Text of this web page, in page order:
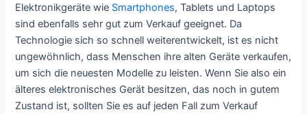
Elektronikgeräte wie Smartphones, Tablets und Laptops
sind ebenfalls sehr gut zum Verkauf geeignet. Da
Technologie sich so schnell weiterentwickelt, ist es nicht
ungewöhnlich, dass Menschen ihre alten Geräte verkaufen,
um sich die neuesten Modelle zu leisten. Wenn Sie also ein
älteres elektronisches Gerät besitzen, das noch in gutem
Zustand ist, sollten Sie es auf jeden Fall zum Verkauf